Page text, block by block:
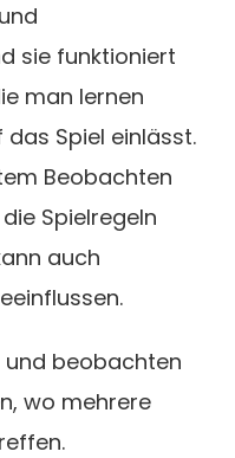
sie funktioniert
man lernen
Spiel einlässt.
Beobachten
Spielregeln
auch
und beobachten
wo mehrere